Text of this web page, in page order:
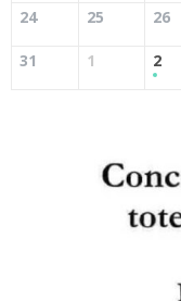
24 25 26
31 1 2